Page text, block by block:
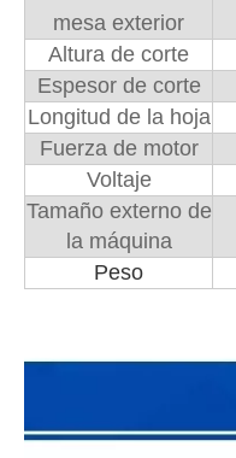
mesa exterior
Altura de corte
Espesor de corte
Longitud de la hoja
Fuerza de motor
Voltaje
Tamaño externo de
la máquina
Peso